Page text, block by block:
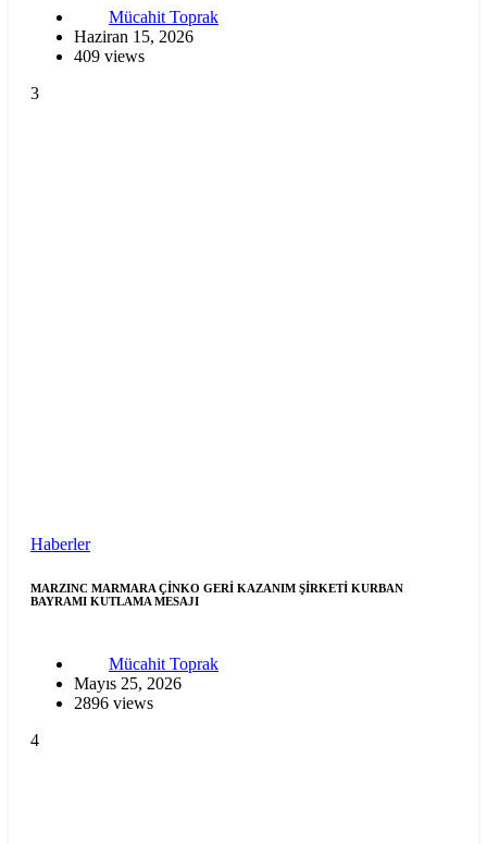
Mücahit Toprak
Haziran 15, 2026
409 views
3
Haberler
MARZINC MARMARA ÇİNKO GERİ KAZANIM ŞİRKETİ KURBAN
BAYRAMI KUTLAMA MESAJI
Mücahit Toprak
Mayıs 25, 2026
2896 views
4